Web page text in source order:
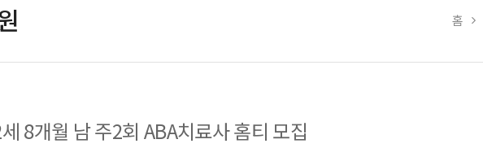
홈
8개월 남 주2회 ABA치료사 홈티 모집